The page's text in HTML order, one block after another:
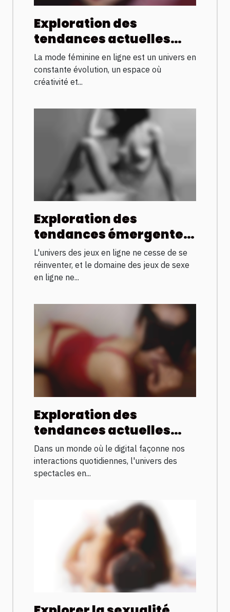
Exploration des
tendances actuelles
dans la mode féminine
en ligne
La mode féminine en ligne est un univers en
constante évolution, un espace où
créativité et...
Exploration des
tendances émergentes
dans les jeux de sexe en
ligne pour 2025
L'univers des jeux en ligne ne cesse de se
réinventer, et le domaine des jeux de sexe
en ligne ne...
Exploration des
tendances actuelles
dans les shows en direct
sur internet
Dans un monde où le digital façonne nos
interactions quotidiennes, l'univers des
spectacles en...